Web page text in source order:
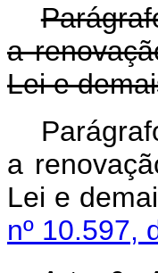
a
Lei e
a
Lei e
nº 10.597,